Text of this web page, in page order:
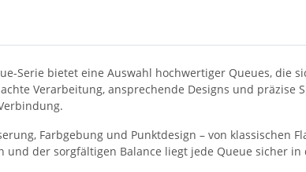
Serie bietet eine Auswahl hochwertiger Queues,
Verarbeitung, ansprechende Designs und
Farbgebung und Punktdesign – von
und der sorgfältigen Balance liegt jede Queue sicher